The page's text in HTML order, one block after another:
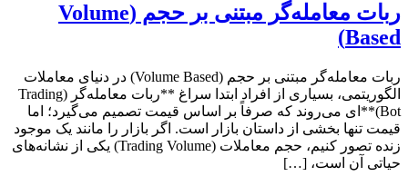
ربات معامله‌گر مبتنی بر حجم (Volume
Based)
ربات معامله‌گر مبتنی بر حجم (Volume Based) در دنیای معاملات
الگوریتمی، بسیاری از افراد ابتدا سراغ **ربات معامله‌گر (Trading
Bot)**‌ای می‌روند که صرفاً بر اساس قیمت تصمیم می‌گیرد؛ اما
قیمت تنها بخشی از داستان بازار است. اگر بازار را مانند یک موجود
زنده تصور کنیم، حجم معاملات (Trading Volume) یکی از نشانه‌های
حیاتی آن است، […]